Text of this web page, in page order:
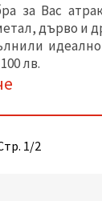
за Вас
дърво и
лв.
1/2